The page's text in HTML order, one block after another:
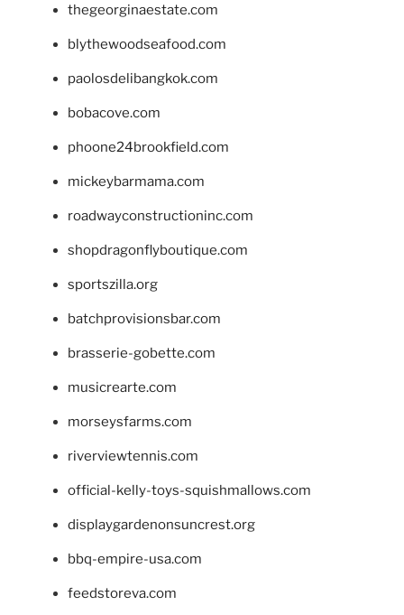
thegeorginaestate.com
blythewoodseafood.com
paolosdelibangkok.com
bobacove.com
phoone24brookfield.com
mickeybarmama.com
roadwayconstructioninc.com
shopdragonflyboutique.com
sportszilla.org
batchprovisionsbar.com
brasserie-gobette.com
musicrearte.com
morseysfarms.com
riverviewtennis.com
official-kelly-toys-squishmallows.com
displaygardenonsuncrest.org
bbq-empire-usa.com
feedstoreva.com